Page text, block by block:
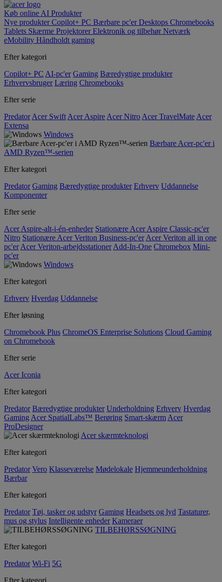
Køb online AI Produkter
Nye produkterCopilot+ PC Bærbare pc'erDesktops Chromebooks
Tablets Skærme ProjektorerElektronik og tilbehørNetværk
eMobility Håndholdt gaming
Efter kategori
Copilot+ PC AI-pc'er Gaming Bæredygtige produkter
Erhvervsbruger Læring Chromebooks
Efter serie
Predator Acer Swift Acer Aspire Acer Nitro Acer TravelMate Acer
Extensa
Windows
Bærbare Acer-pc'er i
AMD Ryzen™-serien
Efter kategori
Predator Gaming Bæredygtige produkter Erhverv Uddannelse
Komponenter
Efter serie
Acer Aspire-alt-i-én-enheder Stationære Acer Aspire Classic-pc'er
Nitro Stationære Acer Veriton Business-pc'er Acer Veriton all in one
pc'er Acer Veriton-arbejdsstationer Add-In-One Chromebox Mini-
pc'er
Windows
Efter kategori
Erhverv Hverdag Uddannelse
Efter løsning
Chromebook Plus ChromeOS Enterprise Solutions Cloud Gaming
on Chromebook
Efter serie
Acer Iconia
Efter kategori
Predator Bæredygtige produkter Underholdning Erhverv Hverdag
Gaming Acer SpatialLabs™ Berøring Smart-skærm Acer
ProDesigner
Acer skærmteknologi
Efter kategori
Predator Vero Klasseværelse Mødelokale Hjemmeunderholdning
Bærbar
Efter kategori
Predator Tøj, tasker og udstyr Gaming Headsets og lyd Tastaturer,
mus og stylus Intelligente enheder Kameraer
TILBEHØRSSØGNING
Efter kategori
Predator Wi-Fi 5G
Efter kategori